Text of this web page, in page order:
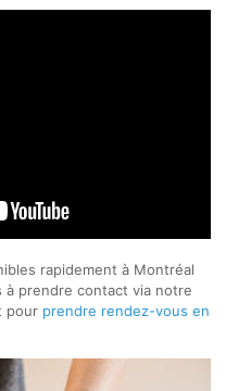
rapidement à Montréal
à prendre contact via notre
pour prendre rendez-vous en